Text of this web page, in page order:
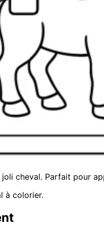
cheval. Parfait pour
à colorier.